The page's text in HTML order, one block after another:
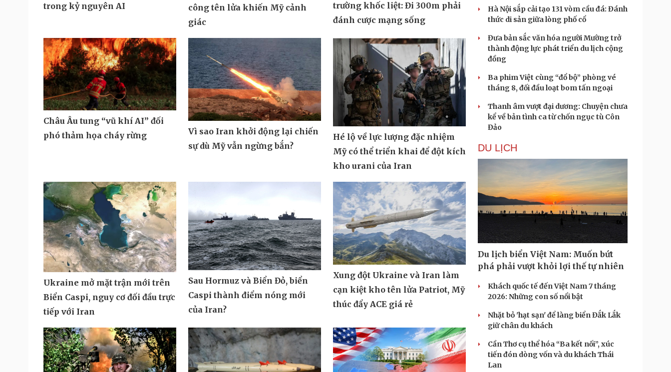
trong kỷ nguyên AI
công tên lửa khiến Mỹ cảnh
giác
trường khốc liệt: Đi 300m phải
đánh cược mạng sống
Châu Âu tung “vũ khí AI” đối
phó thảm họa cháy rừng
Vì sao Iran khởi động lại chiến
sự dù Mỹ vẫn ngừng bắn?
Hé lộ về lực lượng đặc nhiệm
Mỹ có thể triển khai để đột kích
kho urani của Iran
Ukraine mở mặt trận mới trên
Biển Caspi, nguy cơ đối đầu trực
tiếp với Iran
Sau Hormuz và Biển Đỏ, biển
Caspi thành điểm nóng mới
của Iran?
Xung đột Ukraine và Iran làm
cạn kiệt kho tên lửa Patriot, Mỹ
thúc đẩy ACE giá rẻ
Hà Nội sắp cải tạo 131 vòm cầu đá: Đánh
thức di sản giữa lòng phố cổ
Đưa bản sắc văn hóa người Mường trở
thành động lực phát triển du lịch cộng
đồng
Ba phim Việt cùng “đổ bộ” phòng vé
tháng 8, đối đầu loạt bom tấn ngoại
Thanh âm vượt đại dương: Chuyện chưa
kể về bản tình ca từ chốn ngục tù Côn
Đảo
DU LỊCH
Du lịch biển Việt Nam: Muốn bứt
phá phải vượt khỏi lợi thế tự nhiên
Khách quốc tế đến Việt Nam 7 tháng
2026: Những con số nổi bật
Nhặt bỏ 'hạt sạn' để làng biển Đắk Lắk
giữ chân du khách
Cần Thơ cụ thể hóa “Ba kết nối”, xúc
tiến đón dòng vốn và du khách Thái
Lan